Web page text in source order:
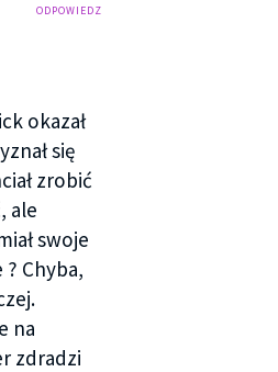
zimno.
wszystko jedno, który
– Dlatego czasem się
wściekłość.
jedno – oznajmiłam
ponuro.
ODPOWIEDZ
okazał
się
zrobić
ale
swoje
Chyba,
na
zdradzi